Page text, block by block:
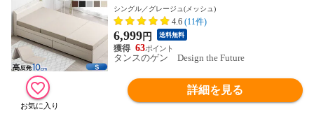
圧分散 洗えるカバー ウレタン 硬め 敷布団
車中泊 新生活 43300155〔グレージュ(メッ
シュ)〕【予約】8月下旬※8/31までに出荷
予定
シングル／グレージュ(メッシュ)
4.6 (11件)
6,999円 送料無料
63
タンスのゲン Design the Future
詳細を見る